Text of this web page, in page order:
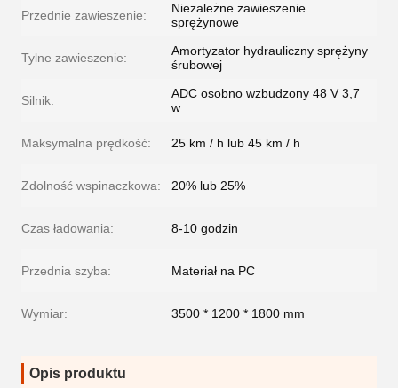
Przednie zawieszenie:
Niezależne zawieszenie
sprężynowe
Tylne zawieszenie:
Amortyzator hydrauliczny sprężyny
śrubowej
Silnik:
ADC osobno wzbudzony 48 V 3,7
w
Maksymalna prędkość: 25 km / h lub 45 km / h
Zdolność wspinaczkowa: 20% lub 25%
Czas ładowania: 8-10 godzin
Przednia szyba: Materiał na PC
Wymiar: 3500 * 1200 * 1800 mm
Opis produktu